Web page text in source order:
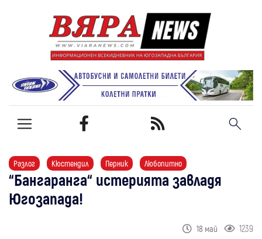
Разлог Кюстендил Перник Любопитно
“Бангаранга“ истерията завладя
Югозапада!
18 май 1239